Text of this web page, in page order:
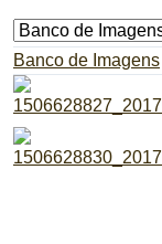
Banco de Imagens